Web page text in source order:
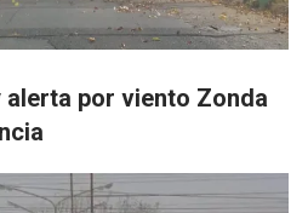
alerta por viento Zonda